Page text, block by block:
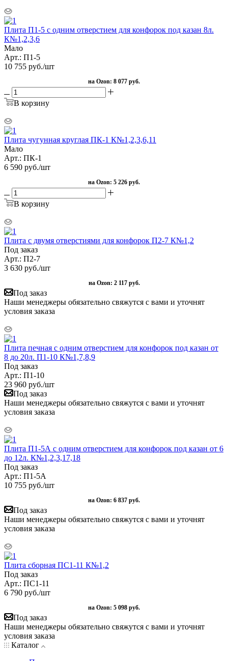
Плита П1-5 с одним отверстием для конфорок под казан 8л.
К№1,2,3,6
Мало
Арт.: П1-5
10 755 руб./шт
на Ozon: 8 077 руб.
В корзину
Плита чугунная круглая ПК-1 К№1,2,3,6,11
Мало
Арт.: ПК-1
6 590 руб./шт
на Ozon: 5 226 руб.
В корзину
Плита с двумя отверстиями для конфорок П2-7 К№1,2
Под заказ
Арт.: П2-7
3 630 руб./шт
на Ozon: 2 117 руб.
Под заказ
Наши менеджеры обязательно свяжутся с вами и уточнят
условия заказа
Плита печная с одним отверстием для конфорок под казан от
8 до 20л. П1-10 К№1,7,8,9
Под заказ
Арт.: П1-10
23 960 руб./шт
Под заказ
Наши менеджеры обязательно свяжутся с вами и уточнят
условия заказа
Плита П1-5А с одним отверстием для конфорок под казан от 6
до 12л. К№1,2,3,17,18
Под заказ
Арт.: П1-5А
10 755 руб./шт
на Ozon: 6 837 руб.
Под заказ
Наши менеджеры обязательно свяжутся с вами и уточнят
условия заказа
Плита сборная ПС1-11 К№1,2
Под заказ
Арт.: ПС1-11
6 790 руб./шт
на Ozon: 5 098 руб.
Под заказ
Наши менеджеры обязательно свяжутся с вами и уточнят
условия заказа
Каталог